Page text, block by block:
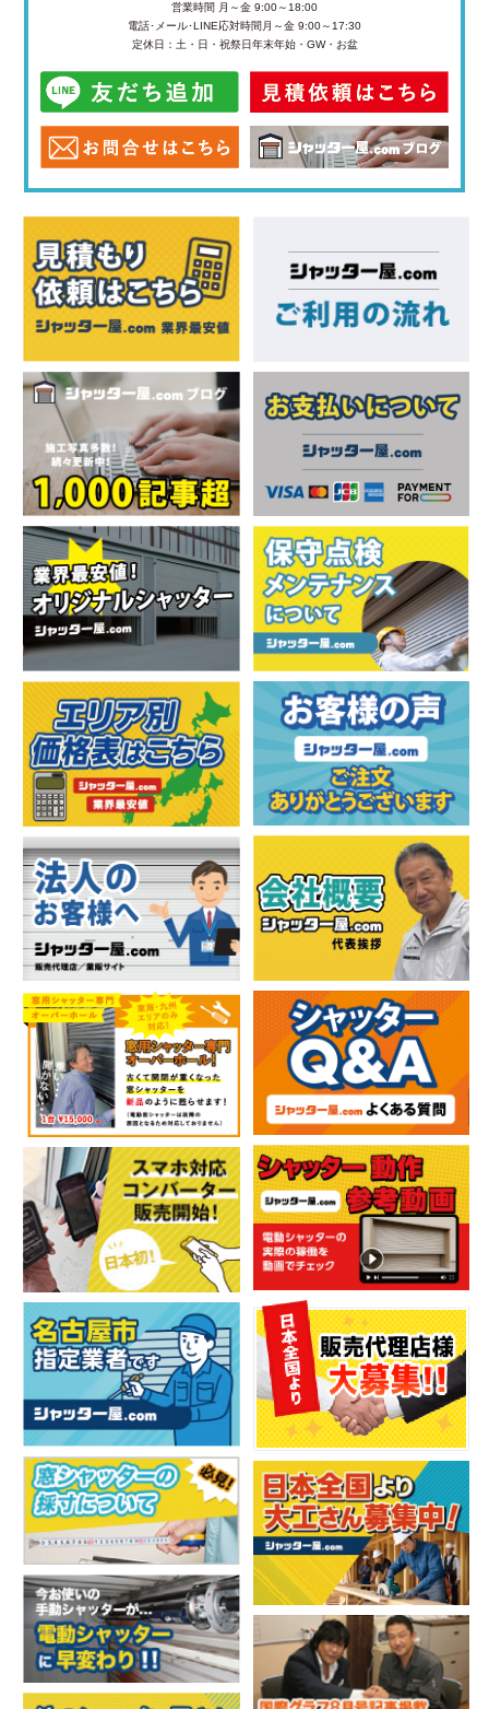
営業時間 月～金 9:00～18:00
電話･メール･LINE応対時間 月～金 9:00～17:30
定休日：土・日・祝祭日年末年始・GW・お盆